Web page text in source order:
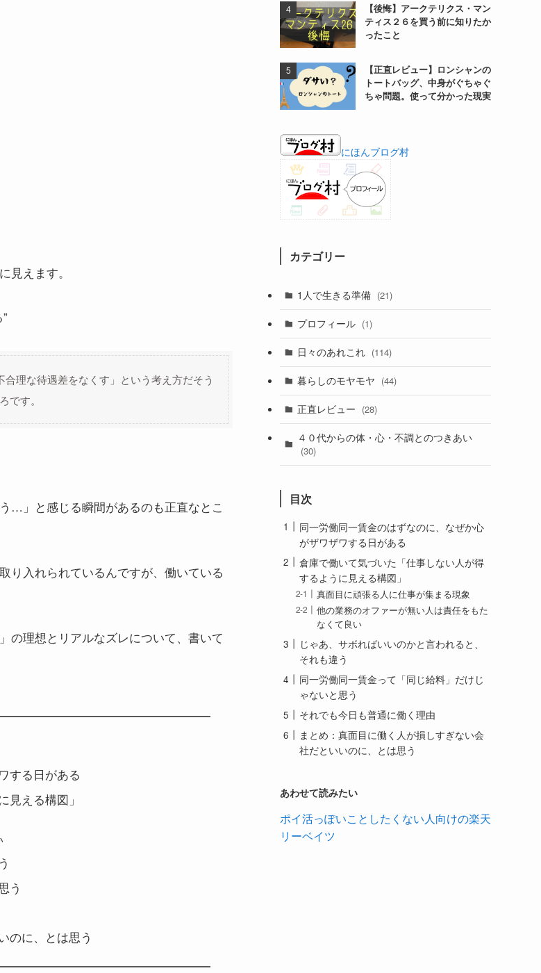
見えます。
理な待遇差をなくす」という考え方だそう
す。
…」と感じる瞬間があるのも正直なとこ
り入れられているんですが、働いている
の理想とリアルなズレについて、書いて
する日がある
える構図」
う
のに、とは思う
【後悔】アークテリクス・マン
ティス２６を買う前に知りたか
ったこと
【正直レビュー】ロンシャンの
トートバッグ、中身がぐちゃぐ
ちゃ問題。使って分かった現実
にほんブログ村
カテゴリー
1人で生きる準備 (21)
プロフィール (1)
日々のあれこれ (114)
暮らしのモヤモヤ (44)
正直レビュー (28)
４０代からの体・心・不調とのつきあい
(30)
目次
同一労働同一賃金のはずなのに、なぜか心
がザワザワする日がある
倉庫で働いて気づいた「仕事しない人が得
するように見える構図」
真面目に頑張る人に仕事が集まる現象
他の業務のオファーが無い人は責任をもた
なくて良い
じゃあ、サボればいいのかと言われると、
それも違う
同一労働同一賃金って「同じ給料」だけじ
ゃないと思う
それでも今日も普通に働く理由
まとめ：真面目に働く人が損しすぎない会
社だといいのに、とは思う
あわせて読みたい
ポイ活っぽいことしたくない人向けの楽天
リーベイツ